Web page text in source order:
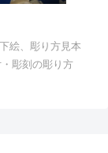
絵、彫り方見本
彫刻の彫り方